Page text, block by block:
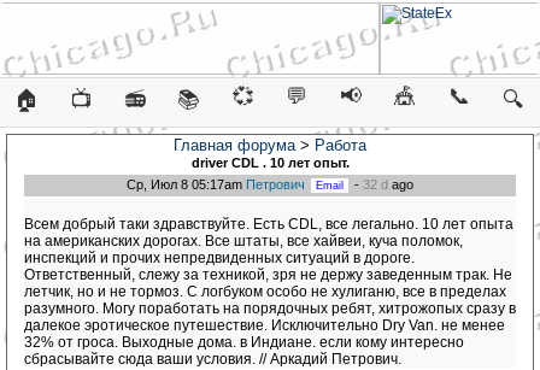
🏠 📺 📻 📚 💞 💬 📢 🎪 📞 🔍
Главная форума> Работа
driver CDL . 10 лет опыт.
Ср, Июл 8 05:17am Петрович - 32 d ago
Всем добрый таки здравствуйте. Есть CDL, все легально. 10 лет опыта
на американских дорогах. Все штаты, все хайвеи, куча поломок,
инспекций и прочих непредвиденных ситуаций в дороге.
Ответственный, слежу за техникой, зря не держу заведенным трак. Не
летчик, но и не тормоз. С логбуком особо не хулиганю, все в пределах
разумного. Могу поработать на порядочных ребят, хитрожопых сразу в
далекое эротическое путешествие. Исключительно Dry Van. не менее
32% от гроса. Выходные дома. в Индиане. если кому интересно
сбрасывайте сюда ваши условия. // Аркадий Петрович.